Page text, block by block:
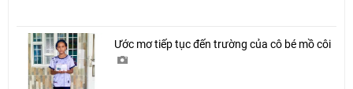
Ước mơ tiếp tục đến trường của cô bé mồ côi